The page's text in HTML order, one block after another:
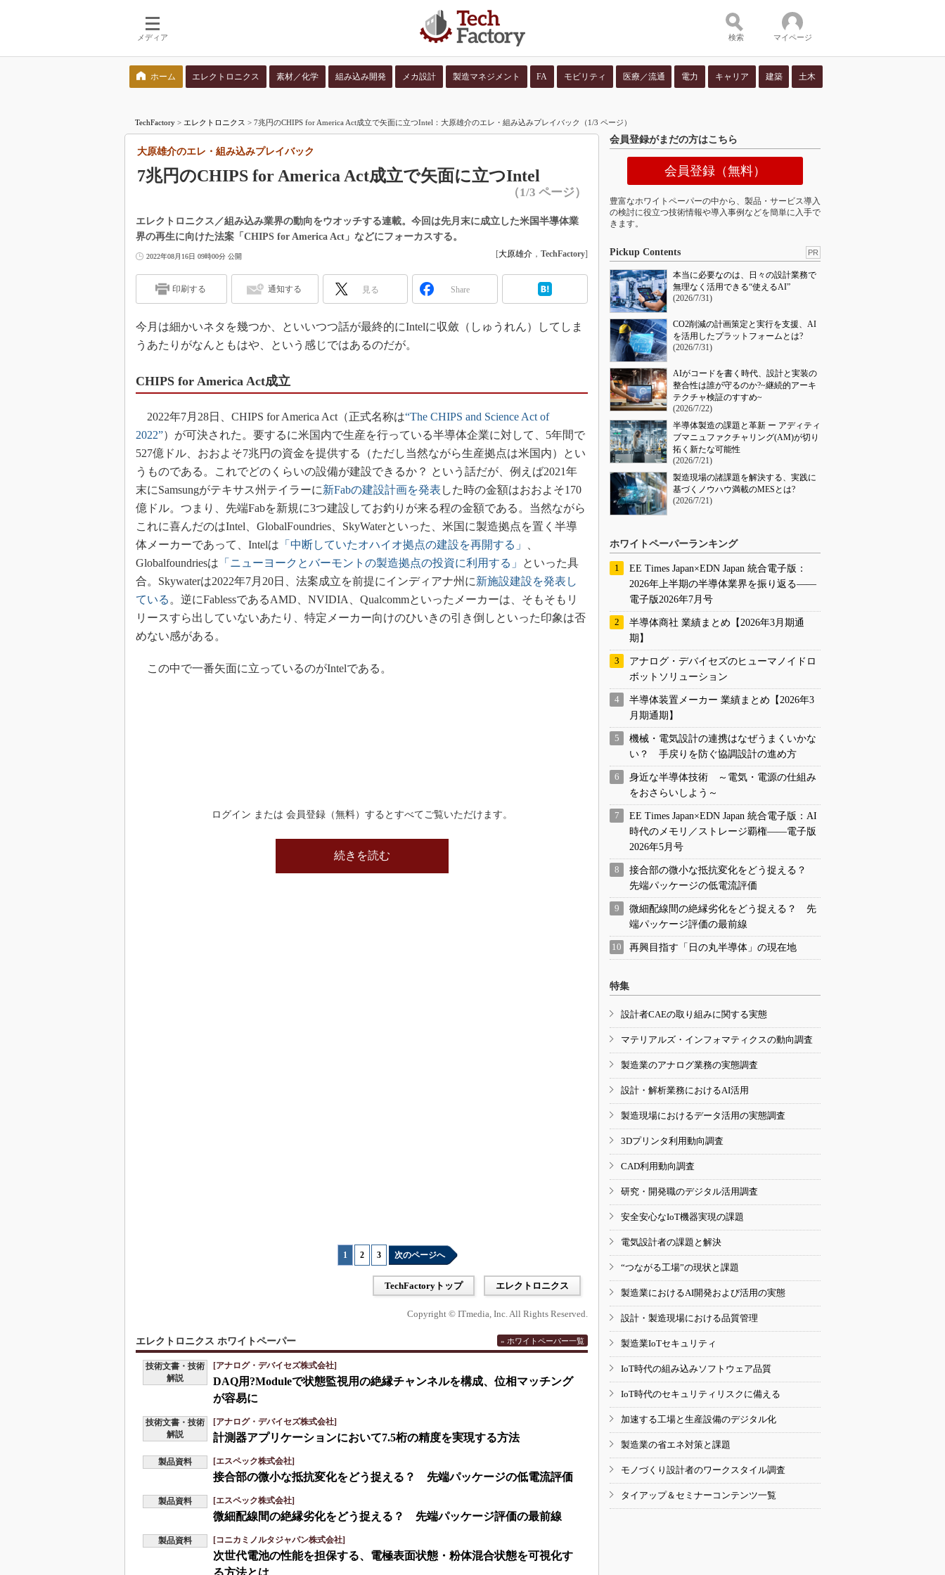
メディア 検索 マイページ
ホーム エレクトロニクス 素材／化学 組み込み開発 メカ設計 製造マネジメント FA モビリティ 医療／流通 電力 キャリア 建築 土木
TechFactory > エレクトロニクス > 7兆円のCHIPS for America Act成立で矢面に立つIntel：大原雄介のエレ・組み込みプレイバック（1/3 ページ）
7兆円のCHIPS for America Act成立で矢面に立つIntel
大原雄介のエレ・組み込みプレイバック
（1/3 ページ）
エレクトロニクス／組み込み業界の動向をウオッチする連載。今回は先月末に成立した米国半導体業
界の再生に向けた法案「CHIPS for America Act」などにフォーカスする。
2022年08月16日 09時00分 公開 [大原雄介 ， TechFactory]
印刷する 通知する 見る Share
今月は細かいネタを幾つか、といいつつ話が最終的にIntelに収斂（しゅうれん）してしま
うあたりがなんともはや、という感じではあるのだが。
CHIPS for America Act成立
2022年7月28日、CHIPS for America Act（正式名称は“The CHIPS and Science Act of
2022”）が可決された。要するに米国内で生産を行っている半導体企業に対して、5年間で
527億ドル、おおよそ7兆円の資金を提供する（ただし当然ながら生産拠点は米国内）とい
うものである。これでどのくらいの設備が建設できるか？ という話だが、例えば2021年
末にSamsungがテキサス州テイラーに新Fabの建設計画を発表 した時の金額はおおよそ170
億ドル。つまり、先端Fabを新規に3つ建設してお釣りが来る程の金額である。当然ながら
これに喜んだのはIntel、GlobalFoundries、SkyWaterといった、米国に製造拠点を置く半導
体メーカーであって、Intelは 「中断していたオハイオ拠点の建設を再開する」
Globalfoundriesは 「ニューヨークとバーモントの製造拠点の投資に利用する」
といった具
合。Skywaterは2022年7月20日、法案成立を前提にインディアナ州に新施設建設を発表し
ている 。逆にFablessであるAMD、NVIDIA、Qualcommといったメーカーは、そもそもリ
リースすら出していないあたり、特定メーカー向けのひいきの引き倒しといった印象は否
めない感がある。
この中で一番矢面に立っているのがIntelである。
ログイン または 会員登録（無料）するとすべてご覧いただけます。
続きを読む
1 2 3 次のページへ
TechFactoryトップ エレクトロニクス
Copyright © ITmedia, Inc. All Rights Reserved.
エレクトロニクス ホワイトペーパー » ホワイトペーパー一覧
技術文書・技術
解説
[アナログ・デバイセズ株式会社]
DAQ用?Moduleで状態監視用の絶縁チャンネルを構成、位相マッチング
が容易に
技術文書・技術
解説
[アナログ・デバイセズ株式会社]
計測器アプリケーションにおいて7.5桁の精度を実現する方法
製品資料 [エスペック株式会社]
接合部の微小な抵抗変化をどう捉える？ 先端パッケージの低電流評価
製品資料 [エスペック株式会社]
微細配線間の絶縁劣化をどう捉える？ 先端パッケージ評価の最前線
製品資料 [コニカミノルタジャパン株式会社]
次世代電池の性能を担保する、電極表面状態・粉体混合状態を可視化す
る方法とは
会員登録がまだの方はこちら
会員登録（無料）
豊富なホワイトペーパーの中から、製品・サービス導入
の検討に役立つ技術情報や導入事例などを簡単に入手で
きます。
Pickup Contents PR
本当に必要なのは、日々の設計業務で
無理なく活用できる“使えるAI”
(2026/7/31)
CO2削減の計画策定と実行を支援、AI
を活用したプラットフォームとは?
(2026/7/31)
AIがコードを書く時代、設計と実装の
整合性は誰が守るのか?~継続的アーキ
テクチャ検証のすすめ~
(2026/7/22)
半導体製造の課題と革新 ー アディティ
ブマニュファクチャリング(AM)が切り
拓く新たな可能性
(2026/7/21)
製造現場の諸課題を解決する、実践に
基づくノウハウ満載のMESとは?
(2026/7/21)
ホワイトペーパーランキング
EE Times Japan×EDN Japan 統合電子版：
2026年上半期の半導体業界を振り返る――
電子版2026年7月号
半導体商社 業績まとめ【2026年3月期通
期】
アナログ・デバイセズのヒューマノイドロ
ボットソリューション
半導体装置メーカー 業績まとめ【2026年3
月期通期】
機械・電気設計の連携はなぜうまくいかな
い？ 手戻りを防ぐ協調設計の進め方
身近な半導体技術 ～電気・電源の仕組み
をおさらいしよう～
EE Times Japan×EDN Japan 統合電子版：AI
時代のメモリ／ストレージ覇権――電子版
2026年5月号
接合部の微小な抵抗変化をどう捉える？
先端パッケージの低電流評価
微細配線間の絶縁劣化をどう捉える？ 先
端パッケージ評価の最前線
再興目指す「日の丸半導体」の現在地
特集
設計者CAEの取り組みに関する実態
マテリアルズ・インフォマティクスの動向調査
製造業のアナログ業務の実態調査
設計・解析業務におけるAI活用
製造現場におけるデータ活用の実態調査
3Dプリンタ利用動向調査
CAD利用動向調査
研究・開発職のデジタル活用調査
安全安心なIoT機器実現の課題
電気設計者の課題と解決
“つながる工場”の現状と課題
製造業におけるAI開発および活用の実態
設計・製造現場における品質管理
製造業IoTセキュリティ
IoT時代の組み込みソフトウェア品質
IoT時代のセキュリティリスクに備える
加速する工場と生産設備のデジタル化
製造業の省エネ対策と課題
モノづくり設計者のワークスタイル調査
タイアップ＆セミナーコンテンツ一覧